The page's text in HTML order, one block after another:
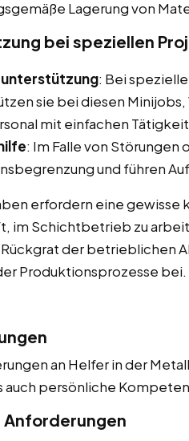
Lagerung von
bei speziellen
: Bei
sie bei diesen
mit einfachen
: Im Falle von
und führen
erfordern eine
im Schichtbetrieb zu
der betrieblichen
Produktionsprozesse bei.
an Helfer in der
auch persönliche
Anforderungen